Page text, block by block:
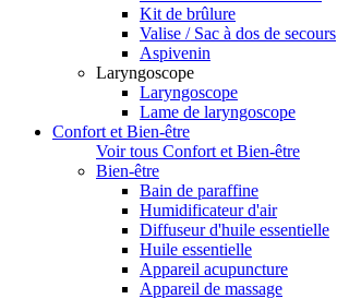
Kit de brûlure
Valise / Sac à dos de secours
Aspivenin
Laryngoscope
Laryngoscope
Lame de laryngoscope
Confort et Bien-être
Voir tous Confort et Bien-être
Bien-être
Bain de paraffine
Humidificateur d'air
Diffuseur d'huile essentielle
Huile essentielle
Appareil acupuncture
Appareil de massage